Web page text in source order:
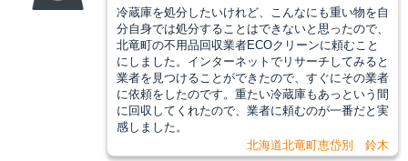
冷蔵庫を処分したいけれど、こんなにも重い物を自
分自身では処分することはできないと思ったので、
北竜町の不用品回収業者ECOクリーンに頼むこと
にしました。インターネットでリサーチしてみると
業者を見つけることができたので、すぐにその業者
に依頼をしたのです。重たい冷蔵庫もあっという間
に回収してくれたので、業者に頼むのが一番だと実
感しました。
北海道北竜町恵岱別 鈴木